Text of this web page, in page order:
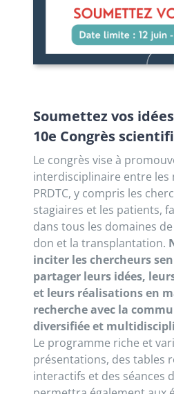
Soumettez vos
10e Congrès
Le congrès vise à
interdisciplinaire entre les
PRDTC, y compris les
stagiaires et les patients,
dans tous les domaines
don et la transplantation.
inciter les chercheurs
partager leurs idées,
et leurs réalisations en
recherche avec la
diversifiée et
Le programme riche et
présentations, des tables
interactifs et des séances